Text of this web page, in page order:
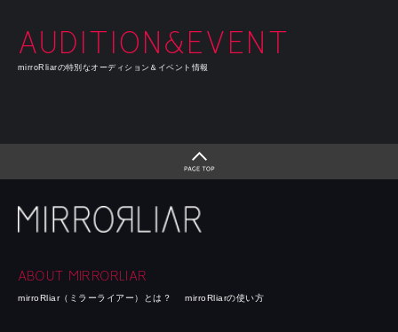
AUDITION&EVENT
mirroRliarの特別なオーディション＆イベント情報
ABOUT MIRRORLIAR
mirroRliar（ミラーライアー）とは？ mirroRliarの使い方